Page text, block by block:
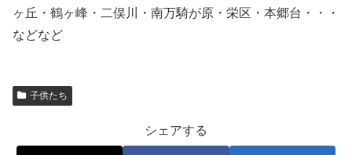
ヶ丘・鶴ヶ峰・二俣川・南万騎が原・栄区・本郷台・・・
などなど
子供たち
シェアする